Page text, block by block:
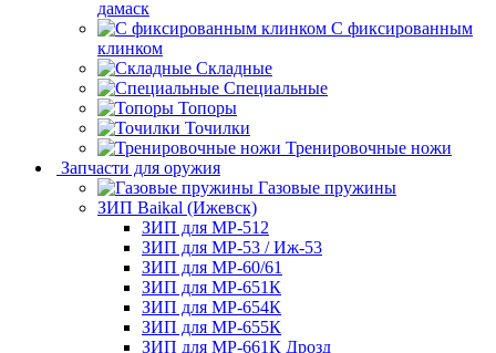
дамаск
С фиксированным
клинком
Складные
Специальные
Топоры
Точилки
Тренировочные ножи
Запчасти для оружия
Газовые пружины
ЗИП Baikal (Ижевск)
ЗИП для МР-512
ЗИП для МР-53 / Иж-53
ЗИП для МР-60/61
ЗИП для МР-651К
ЗИП для МР-654К
ЗИП для МР-655К
ЗИП для МР-661К Дрозд